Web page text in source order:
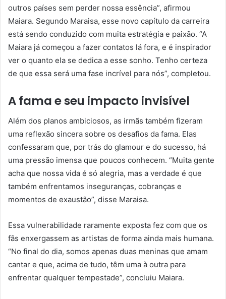
outros países sem perder nossa essência”, afirmou
Maiara. Segundo Maraisa, esse novo capítulo da carreira
está sendo conduzido com muita estratégia e paixão. “A
Maiara já começou a fazer contatos lá fora, e é inspirador
ver o quanto ela se dedica a esse sonho. Tenho certeza
de que essa será uma fase incrível para nós”, completou.
A fama e seu impacto invisível
Além dos planos ambiciosos, as irmãs também fizeram
uma reflexão sincera sobre os desafios da fama. Elas
confessaram que, por trás do glamour e do sucesso, há
uma pressão imensa que poucos conhecem. “Muita gente
acha que nossa vida é só alegria, mas a verdade é que
também enfrentamos inseguranças, cobranças e
momentos de exaustão”, disse Maraisa.
Essa vulnerabilidade raramente exposta fez com que os
fãs enxergassem as artistas de forma ainda mais humana.
“No final do dia, somos apenas duas meninas que amam
cantar e que, acima de tudo, têm uma à outra para
enfrentar qualquer tempestade”, concluiu Maiara.